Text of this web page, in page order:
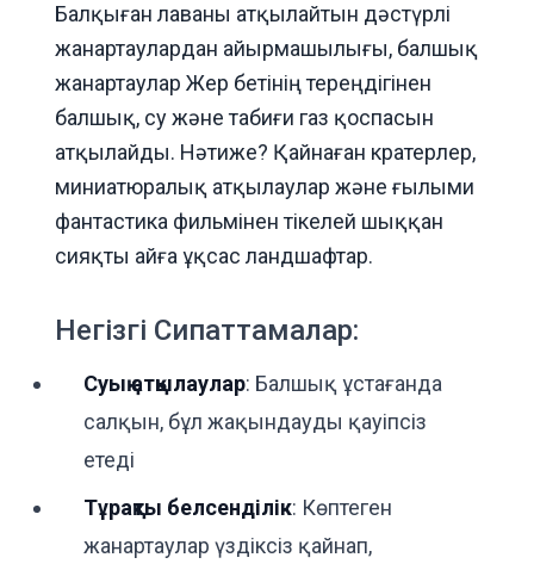
Балқыған лаваны атқылайтын дәстүрлі
жанартаулардан айырмашылығы, балшық
жанартаулар Жер бетінің тереңдігінен
балшық, су және табиғи газ қоспасын
атқылайды. Нәтиже? Қайнаған кратерлер,
миниатюралық атқылаулар және ғылыми
фантастика фильмінен тікелей шыққан
сияқты айға ұқсас ландшафтар.
Негізгі Сипаттамалар:
Суық атқылаулар: Балшық ұстағанда
салқын, бұл жақындауды қауіпсіз
етеді
Тұрақты белсенділік: Көптеген
жанартаулар үздіксіз қайнап,